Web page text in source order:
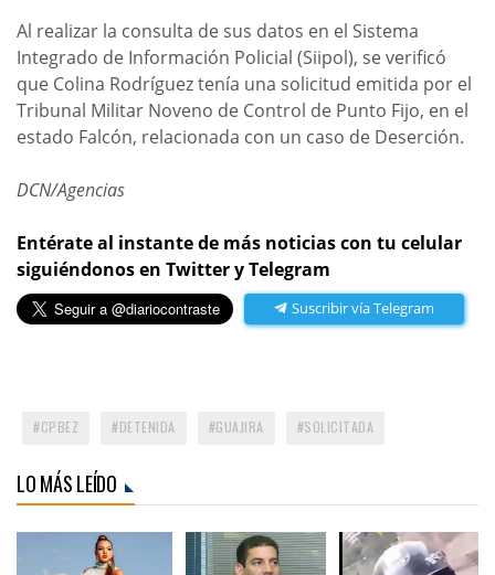
Al realizar la consulta de sus datos en el Sistema
Integrado de Información Policial (Siipol), se verificó
que Colina Rodríguez tenía una solicitud emitida por el
Tribunal Militar Noveno de Control de Punto Fijo, en el
estado Falcón, relacionada con un caso de Deserción.
DCN/Agencias
Entérate al instante de más noticias con tu celular
siguiéndonos en Twitter y Telegram
Suscribir vía Telegram
CPBEZ DETENIDA GUAJIRA SOLICITADA
LO MÁS LEÍDO